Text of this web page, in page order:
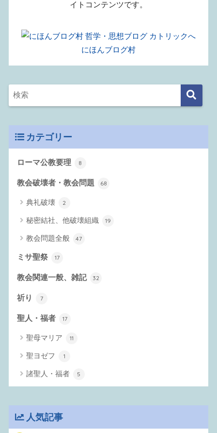
イトコンテンツです。
にほんブログ村
カテゴリー
ローマ公教要理 8
教会破壊者・教会問題 68
典礼破壊 2
秘密結社、他破壊組織 19
教会問題全般 47
ミサ聖祭 17
教会関連一般、雑記 32
祈り 7
聖人・福者 17
聖母マリア 11
聖ヨゼフ 1
諸聖人・福者 5
人気記事